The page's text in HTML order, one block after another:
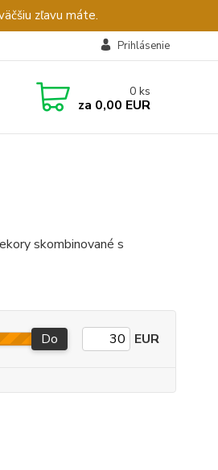
zľavu máte.
Prihlásenie
0 ks
za 0,00 EUR
skombinované s
Do EUR